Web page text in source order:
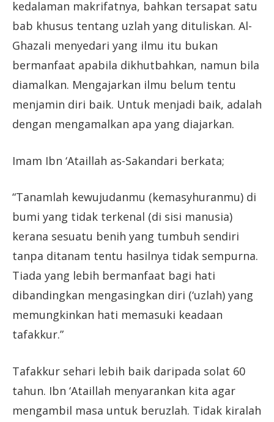
kedalaman makrifatnya, bahkan tersapat satu
bab khusus tentang uzlah yang dituliskan. Al-
Ghazali menyedari yang ilmu itu bukan
bermanfaat apabila dikhutbahkan, namun bila
diamalkan. Mengajarkan ilmu belum tentu
menjamin diri baik. Untuk menjadi baik, adalah
dengan mengamalkan apa yang diajarkan.
Imam Ibn ‘Ataillah as-Sakandari berkata;
“Tanamlah kewujudanmu (kemasyhuranmu) di
bumi yang tidak terkenal (di sisi manusia)
kerana sesuatu benih yang tumbuh sendiri
tanpa ditanam tentu hasilnya tidak sempurna.
Tiada yang lebih bermanfaat bagi hati
dibandingkan mengasingkan diri (‘uzlah) yang
memungkinkan hati memasuki keadaan
tafakkur.”
Tafakkur sehari lebih baik daripada solat 60
tahun. Ibn ‘Ataillah menyarankan kita agar
mengambil masa untuk beruzlah. Tidak kiralah